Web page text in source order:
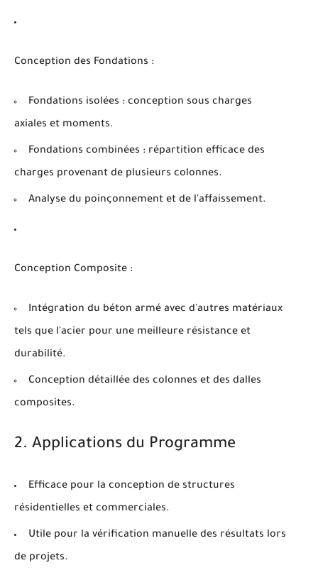
Conception des Fondations :
Fondations isolées : conception sous charges
axiales et moments.
Fondations combinées : répartition efficace des
charges provenant de plusieurs colonnes.
Analyse du poinçonnement et de l'affaissement.
Conception Composite :
Intégration du béton armé avec d'autres matériaux
tels que l'acier pour une meilleure résistance et
durabilité.
Conception détaillée des colonnes et des dalles
composites.
2. Applications du Programme
Efficace pour la conception de structures
résidentielles et commerciales.
Utile pour la vérification manuelle des résultats lors
de projets.